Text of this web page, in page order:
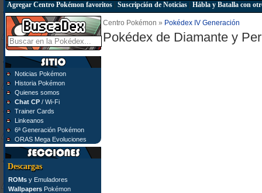
Agregar Centro Pokémon favoritos| Suscripción de Noticias| Hábla y Batalla con
Noticias Pokémon
Historia Pokémon
Quienes somos
Chat CP/ Wi-Fi
Trainer Cards
Linkeanos
6ª Generación Pokémon
ORAS Mega Evoluciones
Descargas
ROMsy Emuladores
WallpapersPokémon
Centro Pokémon » Pokédex IV Generación
Pokédex de Diamante y